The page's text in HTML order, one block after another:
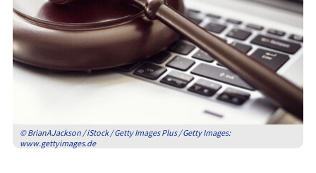
© BrianAJackson / iStock / Getty Images Plus / Getty Images:
www.gettyimages.de